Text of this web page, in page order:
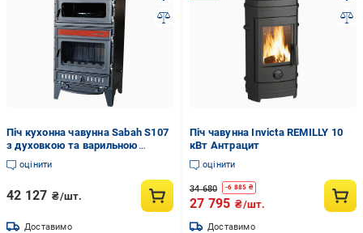
Піч кухонна чавунна Sabah S107
з духовкою та варильною
поверхнею (10388258)
оцінити
42 127 ₴/шт.
Доставимо
Піч чавунна Invicta REMILLY 10
кВт Антрацит
оцінити
34 680 -6 885 ₴
27 795 ₴/шт.
Доставимо